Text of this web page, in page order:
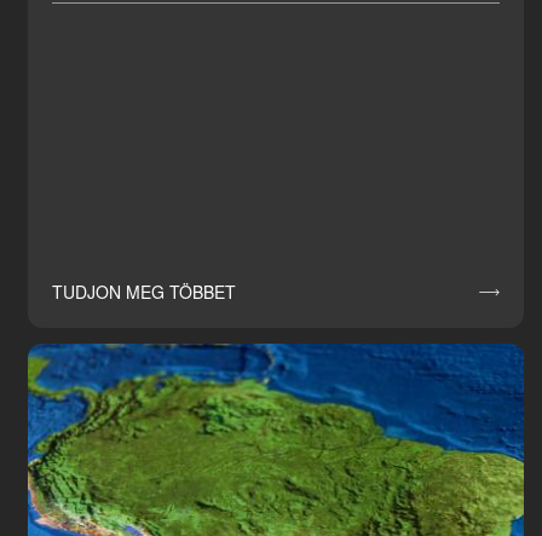
Hírek
Ipari innovátor
TUDJON MEG TÖBBET 